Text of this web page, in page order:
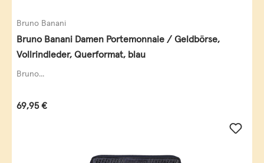
Bruno Banani
Bruno Banani Damen Portemonnaie / Geldbörse,
Vollrindleder, Querformat, blau
Bruno...
Regulärer Preis:
69,95 €